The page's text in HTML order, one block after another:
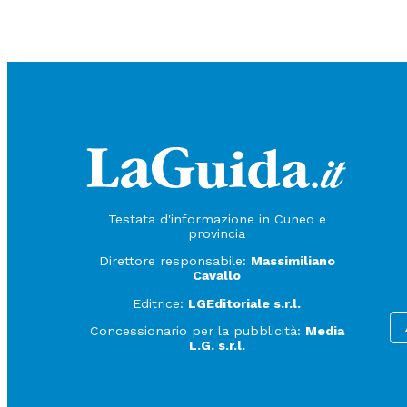
Testata d'informazione in Cuneo e
provincia
Direttore responsabile: Massimiliano
Cavallo
Editrice: LGEditoriale s.r.l.
Concessionario per la pubblicità: Media
L.G. s.r.l.